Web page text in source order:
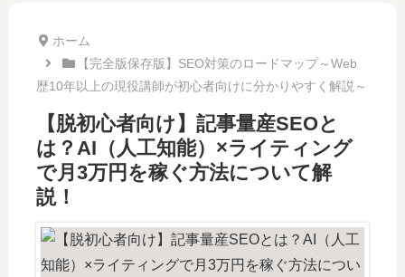
ホーム
【完全版保存版】SEO対策のロードマップ～Web
歴10年以上の現役講師が初心者向けに分かりやすく解説～
【脱初心者向け】記事量産SEOと
は？AI（人工知能）×ライティング
で月3万円を稼ぐ方法について解
説！